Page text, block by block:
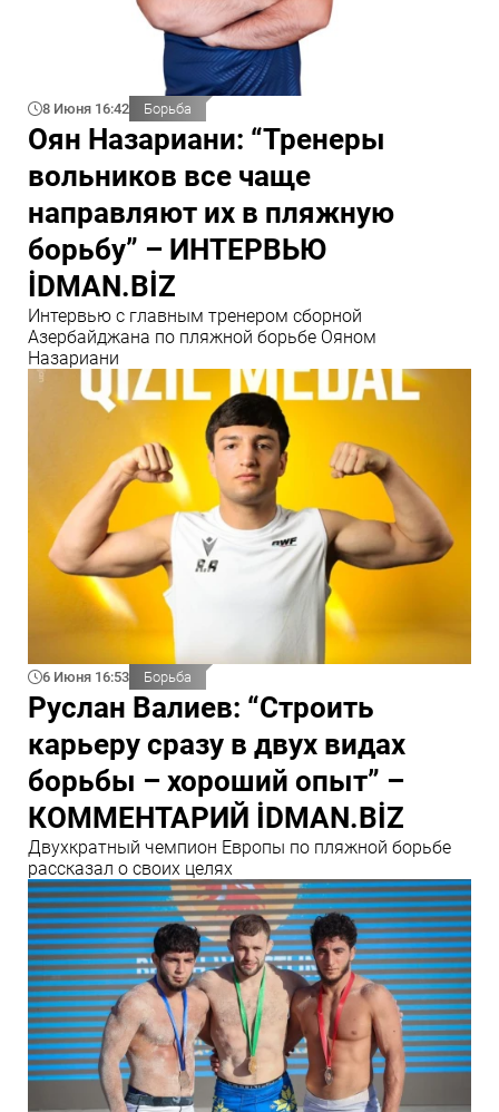
8 Июня 16:42 Борьба
Оян Назариани: “Тренеры
вольников все чаще
направляют их в пляжную
борьбу” – ИНТЕРВЬЮ
İDMAN.BİZ
Интервью с главным тренером сборной
Азербайджана по пляжной борьбе Ояном
Назариани
6 Июня 16:53 Борьба
Руслан Валиев: “Строить
карьеру сразу в двух видах
борьбы – хороший опыт” –
КОММЕНТАРИЙ İDMAN.BİZ
Двухкратный чемпион Европы по пляжной борьбе
рассказал о своих целях